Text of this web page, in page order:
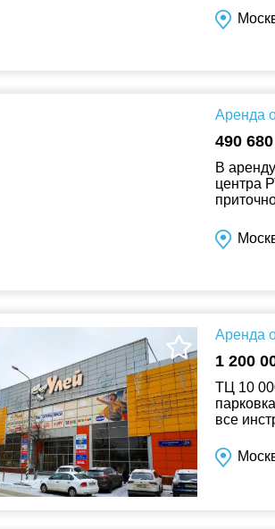
Аренда
490
В
центра
Аренда
1 200
ТЦ 10
все